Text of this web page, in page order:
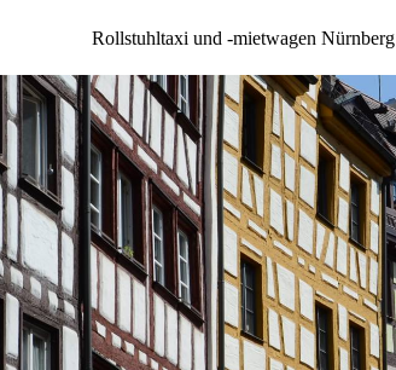
Rollstuhltaxi und -mietwagen Nürnberg